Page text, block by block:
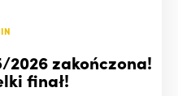
2026 zakończona!
finał!